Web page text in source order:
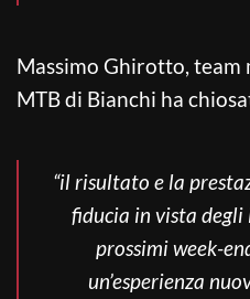
Massimo Ghirotto, team
MTB di Bianchi ha
“il risultato e la
fiducia in vista
prossimi week-
un’esperienza